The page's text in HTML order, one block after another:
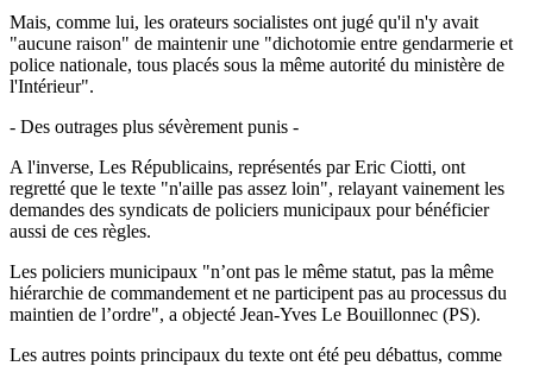
Mais, comme lui, les orateurs socialistes ont jugé qu'il n'y avait
"aucune raison" de maintenir une "dichotomie entre gendarmerie et
police nationale, tous placés sous la même autorité du ministère de
l'Intérieur".
- Des outrages plus sévèrement punis -
A l'inverse, Les Républicains, représentés par Eric Ciotti, ont
regretté que le texte "n'aille pas assez loin", relayant vainement les
demandes des syndicats de policiers municipaux pour bénéficier
aussi de ces règles.
Les policiers municipaux "n’ont pas le même statut, pas la même
hiérarchie de commandement et ne participent pas au processus du
maintien de l’ordre", a objecté Jean-Yves Le Bouillonnec (PS).
Les autres points principaux du texte ont été peu débattus, comme